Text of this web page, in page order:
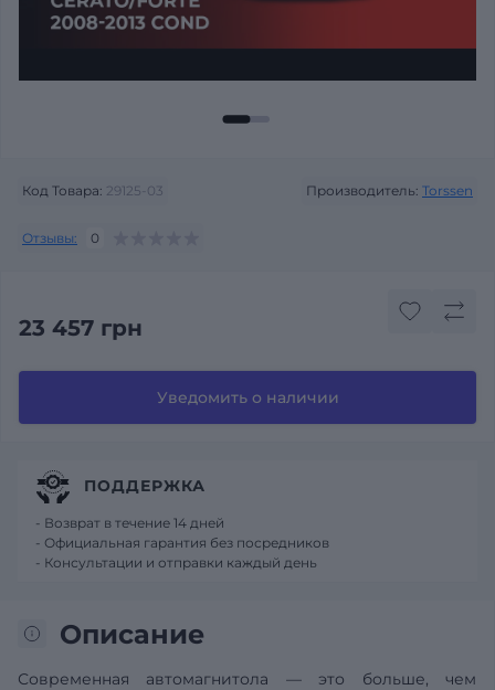
Код Товара: 29125-03 Производитель: Torssen
Отзывы: 0
23 457 грн
Уведомить о наличии
Описание
Современная автомагнитола — это больше, чем
ПОДДЕРЖКА
- Возврат в течение 14 дней
- Официальная гарантия без посредников
- Консультации и отправки каждый день